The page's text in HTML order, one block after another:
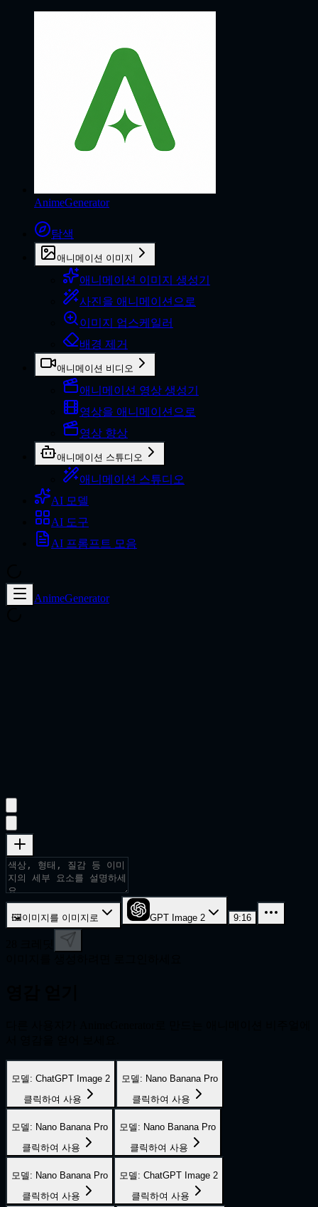
AnimeGenerator
탐색
애니메이션 이미지
애니메이션 이미지 생성기
사진을 애니메이션으로
이미지 업스케일러
배경 제거
애니메이션 비디오
애니메이션 영상 생성기
영상을 애니메이션으로
영상 향상
애니메이션 스튜디오
애니메이션 스튜디오
AI 모델
AI 도구
AI 프롬프트 모음
AnimeGenerator
🖼이미지를 이미지로 GPT Image 2 9:16
모델 : ChatGPT Image 2
클릭하여 사용
모델 : Nano Banana Pro
클릭하여 사용
모델 : Nano Banana Pro
클릭하여 사용
모델 : Nano Banana Pro
클릭하여 사용
모델 : Nano Banana Pro
클릭하여 사용
모델 : ChatGPT Image 2
클릭하여 사용